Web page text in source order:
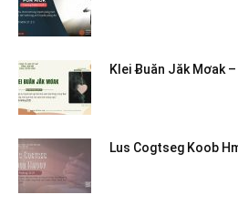
Klei Ƀuăn Jăk Mơak
Lus Cogtseg Koob